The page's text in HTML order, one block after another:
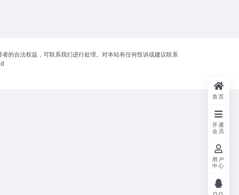
的合法权益，可联系我们进行处理。对本站有任何投诉或建议联系
首页
开通
会员
用户
中心